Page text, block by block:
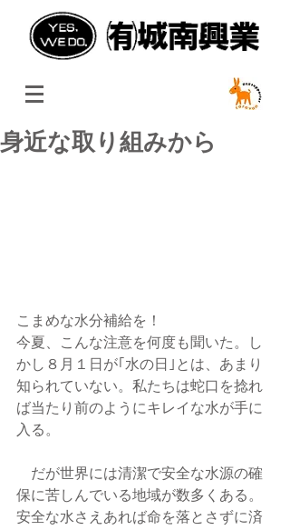
身近な取り組みから
こまめな水分補給を！
今夏、こんな注意を何度も聞いた。し
かし８月１日が｢水の日｣とは、あまり
知られていない。私たちは蛇口を捻れ
ば当たり前のようにキレイな水が手に
入る。
だが世界には清潔で安全な水源の確
保に苦しんでいる地域が数多くある。
安全な水さえあれば命を落とさずに済